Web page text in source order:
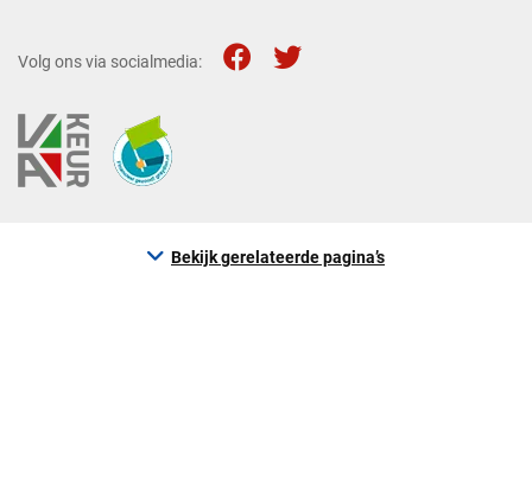
Volg ons via socialmedia:
Bekijk gerelateerde pagina’s